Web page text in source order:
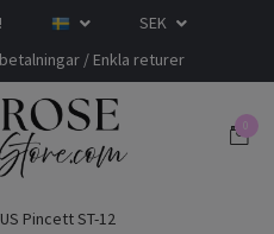
SEK
/ Enkla returer
0
Pincett ST-12